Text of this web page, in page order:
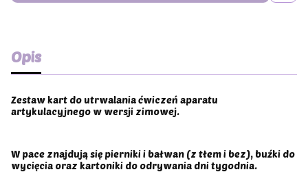
Opis
Zestaw kart do utrwalania ćwiczeń aparatu
artykulacyjnego w wersji zimowej.
W pace znajdują się pierniki i bałwan (z tłem i bez), buźki do
wycięcia oraz kartoniki do odrywania dni tygodnia.